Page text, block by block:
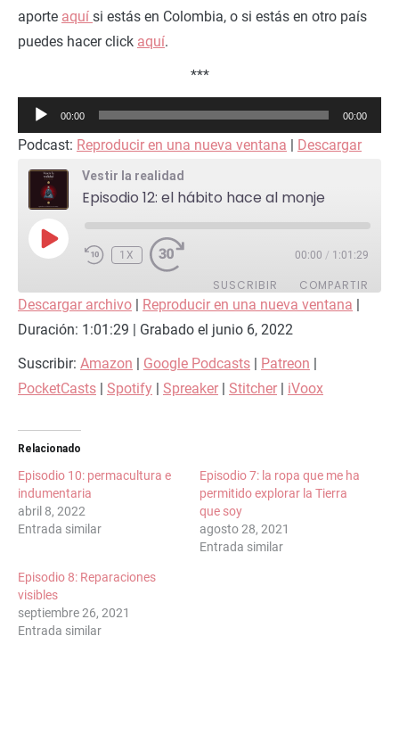
aporte aquí si estás en Colombia, o si estás en otro país
puedes hacer click aquí.
***
Reproductor
de
00:00 00:00
Podcast: Reproducir en una nueva ventana | Descargar
Vestir la realidad
Episodio 12: el hábito hace al monje
REPRODUCIR
EPISODIO
1X 00:00 / 1:01:29
SUSCRIBIR COMPARTIR
Amazon Google Podcasts
Patreon PocketCasts
Spotify Spreaker
FEED RSS
COMPARTIR
ENLACE
Descargar archivo | Reproducir en una nueva ventana |
Duración: 1:01:29 | Grabado el junio 6, 2022
Suscribir: Amazon | Google Podcasts | Patreon |
PocketCasts | Spotify | Spreaker | Stitcher | iVoox
Relacionado
Episodio 10: permacultura e
indumentaria
abril 8, 2022
Entrada similar
Episodio 7: la ropa que me ha
permitido explorar la Tierra
que soy
agosto 28, 2021
Entrada similar
Episodio 8: Reparaciones
visibles
septiembre 26, 2021
Entrada similar